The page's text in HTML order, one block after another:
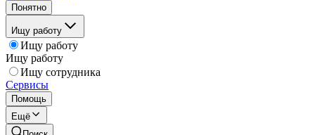
Понятно
Ищу работу
Ищу работу
Ищу работу
Ищу сотрудника
Сервисы
Помощь
Ещё